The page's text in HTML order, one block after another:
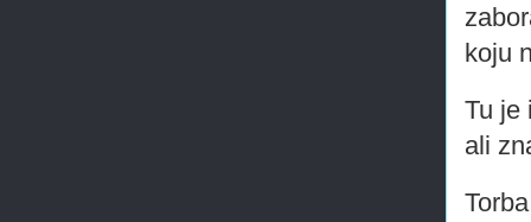
koju
Tu je
ali